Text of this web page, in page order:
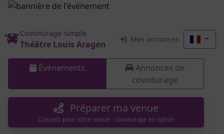
Covoiturage-simple
Théâtre Louis Aragon Mes annonces
Événements
Annonces de
covoiturage
Préparer ma venue
Conseils pour votre venue · covoiturage en option